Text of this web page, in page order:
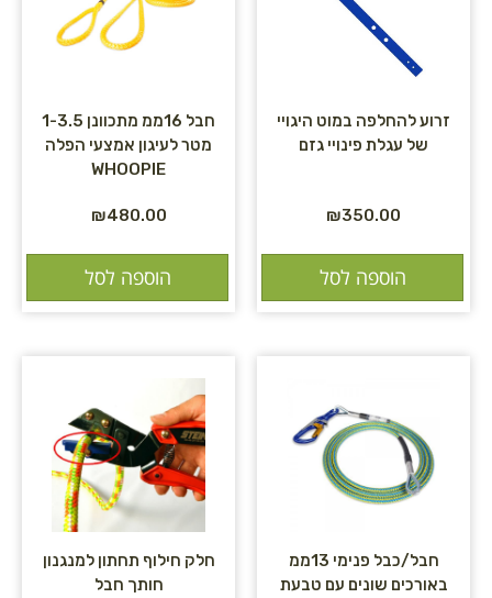
זרוע להחלפה במוט היגויי
של עגלת פינויי גזם
₪350.00
הוספה לסל
חבל 16ממ מתכוונן 1-3.5
מטר לעיגון אמצעי הפלה
WHOOPIE
₪480.00
הוספה לסל
חבל/כבל פנימי 13ממ
באורכים שונים עם טבעת
חלק חילוף תחתון למנגנון
חותך חבל